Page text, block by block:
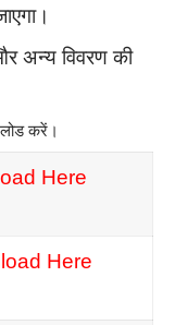
अन्य विवरण की
करें।
Here
Here